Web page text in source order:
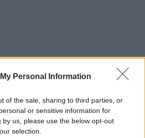
Personal Information
of the sale, sharing to third parties, or
or sensitive information for
by us, please use the below opt-out
selection.
Flegrei, il piano del Governo: nodo abusi
saluta Napoli: la lettera di
per i tifosi azzurri